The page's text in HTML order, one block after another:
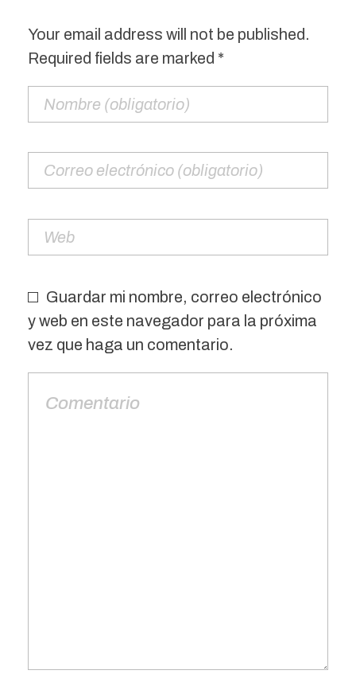
Your email address will not be published.
Required fields are marked *
Guardar mi nombre, correo electrónico
y web en este navegador para la próxima
vez que haga un comentario.